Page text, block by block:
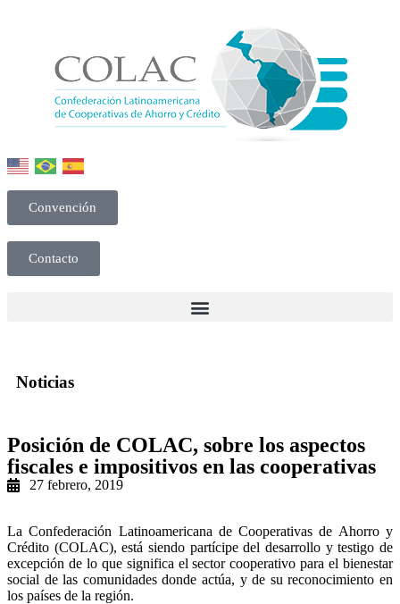
Convención
Contacto
Noticias
Posición de COLAC, sobre los aspectos
fiscales e impositivos en las cooperativas
27 febrero, 2019
La Confederación Latinoamericana de Cooperativas de Ahorro y
Crédito (COLAC), está siendo partícipe del desarrollo y testigo de
excepción de lo que significa el sector cooperativo para el bienestar
social de las comunidades donde actúa, y de su reconocimiento en
los países de la región.